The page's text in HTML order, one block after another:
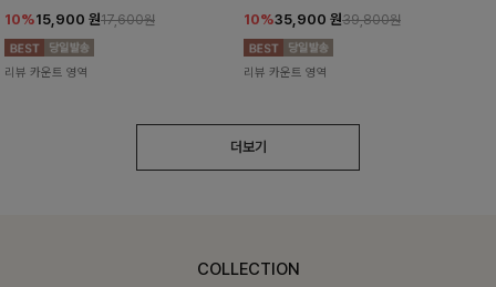
10%15,900 원17,600원
리뷰 카운트 영역
10%35,900 원39,800원
리뷰 카운트 영역
더보기
COLLECTION